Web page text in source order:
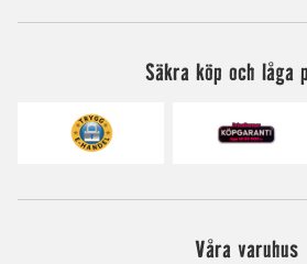
Säkra köp och låga
Våra varuhus